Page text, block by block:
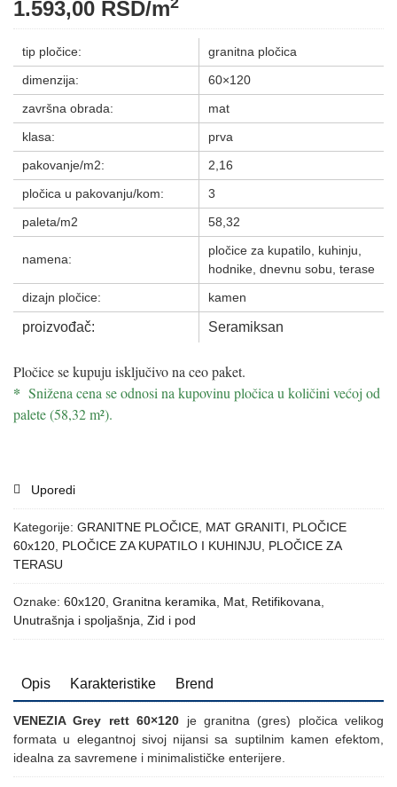
1.593,00 RSD/m
tip pločice:
granitna pločica
dimenzija:
60×120
završna obrada:
mat
klasa:
prva
pakovanje/m2:
2,16
pločica u pakovanju/kom:
3
paleta/m2
58,32
namena:
pločice za kupatilo, kuhinju,
hodnike, dnevnu sobu, terase
dizajn pločice:
kamen
proizvođač: Seramiksan
Pločice se kupuju isključivo na ceo paket.
* Snižena cena se odnosi na kupovinu pločica u količini većoj od
palete (58,32 m²).
Uporedi
Kategorije: GRANITNE PLOČICE MAT GRANITI
PLOČICE
60x120 PLOČICE ZA KUPATILO I KUHINJU
PLOČICE ZA
TERASU
Oznake: 60x120 Granitna keramika Mat Retifikovana
Unutrašnja i spoljašnja Zid i pod
Opis Karakteristike Brend
VENEZIA Grey rett 60×120 je granitna (gres) pločica velikog
formata u elegantnoj sivoj nijansi sa suptilnim kamen efektom,
idealna za savremene i minimalističke enterijere.